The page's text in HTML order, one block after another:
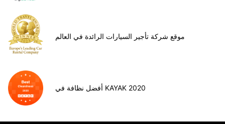
موقع شركة تأجير السيارات الرائدة في العالم
أفضل نظافة في KAYAK 2020